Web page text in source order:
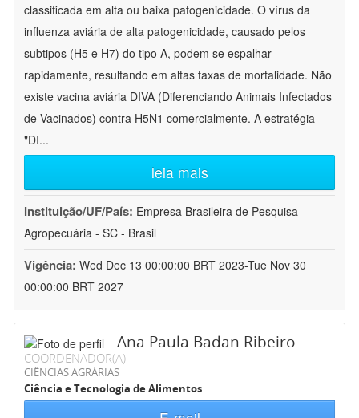
classificada em alta ou baixa patogenicidade. O vírus da
influenza aviária de alta patogenicidade, causado pelos
subtipos (H5 e H7) do tipo A, podem se espalhar
rapidamente, resultando em altas taxas de mortalidade. Não
existe vacina aviária DIVA (Diferenciando Animais Infectados
de Vacinados) contra H5N1 comercialmente. A estratégia
"DI...
leia mais
Instituição/UF/País: Empresa Brasileira de Pesquisa
Agropecuária - SC - Brasil
Vigência: Wed Dec 13 00:00:00 BRT 2023-Tue Nov 30
00:00:00 BRT 2027
Ana Paula Badan Ribeiro
COORDENADOR(A)
CIÊNCIAS AGRÁRIAS
Ciência e Tecnologia de Alimentos